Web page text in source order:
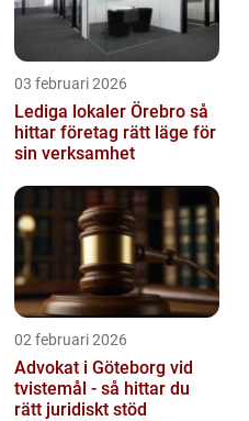
03 februari 2026
Lediga lokaler Örebro så
hittar företag rätt läge för
sin verksamhet
02 februari 2026
Advokat i Göteborg vid
tvistemål - så hittar du
rätt juridiskt stöd